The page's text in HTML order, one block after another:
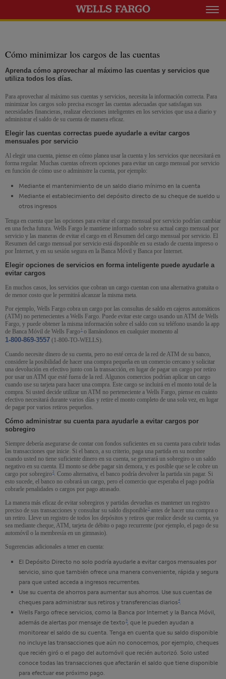
Expanda el
Cómo minimizar los cargos de las cuentas
Aprenda cómo aprovechar al máximo las cuentas y servicios que
utiliza todos los días.
Para aprovechar al máximo sus cuentas y servicios, necesita la información correcta. Para
minimizar los cargos solo precisa escoger las cuentas adecuadas que satisfagan sus
necesidades financieras, realizar elecciones inteligentes en los servicios que usa a diario y
administrar el saldo de su cuenta de manera eficaz.
Elegir las cuentas correctas puede ayudarle a evitar cargos
mensuales por servicio
Al elegir una cuenta, piense en cómo planea usar la cuenta y los servicios que necesitará en
forma regular. Muchas cuentas ofrecen opciones para evitar un cargo mensual por servicio
en función de cómo use o administre la cuenta, por ejemplo:
Mediante el mantenimiento de un saldo diario mínimo en la cuenta
Mediante el establecimiento del depósito directo de su cheque de sueldo u
otros ingresos
Tenga en cuenta que las opciones para evitar el cargo mensual por servicio podrían cambiar
en una fecha futura. Wells Fargo le mantiene informado sobre su actual cargo mensual por
servicio y las maneras de evitar el cargo en el Resumen del cargo mensual por servicio. El
Resumen del cargo mensual por servicio está disponible en su estado de cuenta impreso o
por Internet, y en su sesión segura en la Banca Móvil y Banca por Internet.
Elegir opciones de servicios en forma inteligente puede ayudarle a
evitar cargos
En muchos casos, los servicios que cobran un cargo cuentan con una alternativa gratuita o
de menor costo que le permitirá alcanzar la misma meta.
Por ejemplo, Wells Fargo cobra un cargo por las consultas de saldo en cajeros automáticos
(ATM) no pertenecientes a Wells Fargo. Puede evitar este cargo usando un ATM de Wells
Fargo, y puede obtener la misma información sobre el saldo con su teléfono usando la app
de Banca Móvil de Wells FargoNota al pie 1o llamándonos en cualquier momento al
1-800-869-3557 (1-800-TO-WELLS).
Cuando necesite dinero de su cuenta, pero no esté cerca de la red de ATM de su banco,
considere la posibilidad de hacer una compra pequeña en un comercio cercano y solicitar
una devolución en efectivo junto con la transacción, en lugar de pagar un cargo por retiro
por usar un ATM que esté fuera de la red. Algunos comercios podrían aplicar un cargo
cuando use su tarjeta para hacer una compra. Este cargo se incluirá en el monto total de la
compra. Si usted decide utilizar un ATM no perteneciente a Wells Fargo, piense en cuánto
efectivo necesitará durante varios días y retire el monto completo de una sola vez, en lugar
de pagar por varios retiros pequeños.
Cómo administrar su cuenta para ayudarle a evitar cargos por
sobregiro
Siempre debería asegurarse de contar con fondos suficientes en su cuenta para cubrir todas
las transacciones que inicie. Si el banco, a su criterio, paga una partida en su nombre
cuando usted no tiene suficiente dinero en su cuenta, se generará un sobregiro o un saldo
negativo en su cuenta. El monto se debe pagar sin demora, y es posible que se le cobre un
cargo por sobregiroNota al pie 2
2. Como alternativa, el banco podría devolver la partida sin pagar. Si
esto sucede, el banco no cobrará un cargo, pero el comercio que esperaba el pago podría
cobrarle penalidades o cargos por pago atrasado.
La manera más eficaz de evitar sobregiros y partidas devueltas es mantener un registro
preciso de sus transacciones y consultar su saldo disponibleNota al pie 3
3antes de hacer una compra o
un retiro. Lleve un registro de todos los depósitos y retiros que realice desde su cuenta, ya
sea mediante cheque, ATM, tarjeta de débito o pago recurrente (por ejemplo, el pago de su
automóvil o la membresía en un gimnasio).
Sugerencias adicionales a tener en cuenta:
El Depósito Directo no solo podría ayudarle a evitar cargos mensuales por
servicio, sino que también ofrece una manera conveniente, rápida y segura
para que usted acceda a ingresos recurrentes.
Use su cuenta de ahorros para aumentar sus ahorros. Use sus cuentas de
cheques para administrar sus retiros y transferencias diarios
Nota al pie 4
4.
Wells Fargo ofrece servicios, como la Banca por Internet y la Banca Móvil,
además de alertas por mensaje de texto
Nota al pie 5
5, que le pueden ayudan a
monitorear el saldo de su cuenta. Tenga en cuenta que su saldo disponible
no incluye las transacciones que aún no conocemos, por ejemplo, cheques
que recién giró o el pago del automóvil que recién autorizó. Solo usted
conoce todas las transacciones que afectarán el saldo que tiene disponible
para efectuar ese próximo pago.